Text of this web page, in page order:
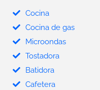
Cocina
Cocina de gas
Microondas
Tostadora
Batidora
Cafetera